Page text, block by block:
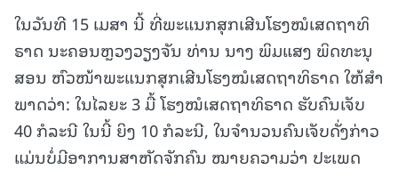
ໃນວັນທີ 15 ເມສາ ນີ້ ທີ່ພະແນກສຸກເສີນໂຮງໝໍເສດຖາທິ
ຣາດ ນະຄອນຫຼວງວຽງຈັນ ທ່ານ ນາງ ພິມແສງ ພິດທະນຸ
ສອນ ຫົວໜ້າພະແນກສຸກເສີນໂຮງໝໍເສດຖາທິຣາດ ໃຫ້ສໍາ
ພາດວ່າ: ໃນໄລຍະ 3 ມື້ ໂຮງໝໍເສດຖາທິຣາດ ຮັບຄົນເຈັບ
40 ກໍລະນີ ໃນນີ້ ຍິງ 10 ກໍລະນີ, ໃນຈໍານວນຄົນເຈັບດັ່ງກ່າວ
ແມ່ນບໍ່ມີອາການສາຫັດຈັກຄົນ ໝາຍຄວາມວ່າ ປະເພດ